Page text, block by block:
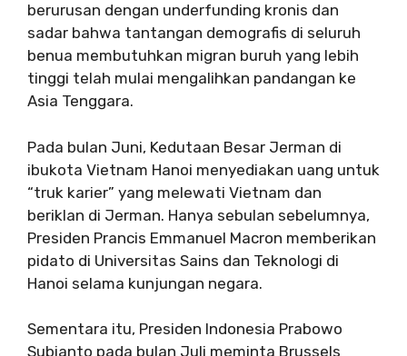
berurusan dengan underfunding kronis dan
sadar bahwa tantangan demografis di seluruh
benua membutuhkan migran buruh yang lebih
tinggi telah mulai mengalihkan pandangan ke
Asia Tenggara.
Pada bulan Juni, Kedutaan Besar Jerman di
ibukota Vietnam Hanoi menyediakan uang untuk
“truk karier” yang melewati Vietnam dan
beriklan di Jerman. Hanya sebulan sebelumnya,
Presiden Prancis Emmanuel Macron memberikan
pidato di Universitas Sains dan Teknologi di
Hanoi selama kunjungan negara.
Sementara itu, Presiden Indonesia Prabowo
Subianto pada bulan Juli meminta Brussels